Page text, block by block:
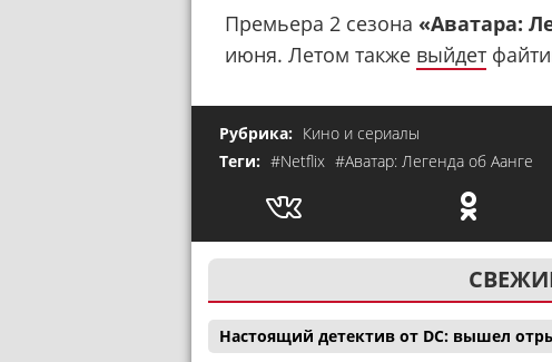
Премьера 2 сезона «Аватара:
июня. Летом также выйдет
Рубрика: Кино и сериалы
Теги: #Netflix #Аватар: Легенда об Аанге
Настоящий детектив от DC: вышел